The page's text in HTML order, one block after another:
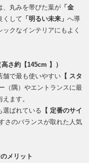
、丸みを帯びた葉が 「金
くして 「明るい未来」 へ導
クなインテリアにもよく
さ約【145cm 】）
舗で最も使いやすい 【 スタ
（隅）やエントランスに最
えます。
選ばれている 【 定番のサイ
さのバランスが取れた人気
メリット